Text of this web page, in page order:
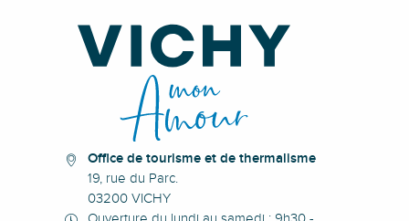
Office de tourisme et de thermalisme
19, rue du Parc.
03200 VICHY